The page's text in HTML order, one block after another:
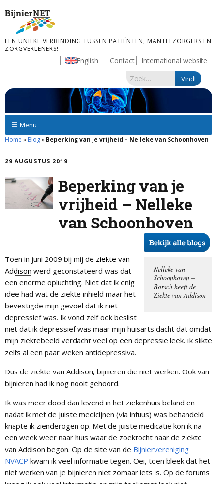
EEN UNIEKE VERBINDING TUSSEN PATIËNTEN, MANTELZORGERS EN
ZORGVERLENERS!
English Contact International website
Menu
Home » Blog» Beperking van je vrijheid – Nelleke van Schoonhoven
29 AUGUSTUS 2019
Beperking van je
vrijheid – Nelleke
van Schoonhoven
Nelleke van
Schoonhoven –
Borsch heeft de
Ziekte van Addison
Toen in juni 2009 bij mij de ziekte van
Addison werd geconstateerd was dat
een enorme opluchting. Niet dat ik enig
idee had wat de ziekte inhield maar het
bevestigde mijn gevoel dat ik niet
depressief was. Ik vond zelf ook beslist
niet dat ik depressief was maar mijn huisarts dacht dat omdat
mijn ziektebeeld verdacht veel op een depressie leek. Ik slikte
zelfs al een paar weken antidepressiva.
Dus de ziekte van Addison, bijnieren die niet werken. Ook van
bijnieren had ik nog nooit gehoord.
Ik was meer dood dan levend in het ziekenhuis beland en
nadat ik met de juiste medicijnen (via infuus) was behandeld
knapte ik zienderogen op. Met de juiste medicatie kon ik na
een week weer naar huis waar de zoektocht naar de ziekte
van Addison begon. Op de site van de Bijniervereniging
NVACP kwam ik veel informatie tegen. Oei, toen bleek dat het
niet werken van je bijnieren niet zomaar iets is. Op de forums